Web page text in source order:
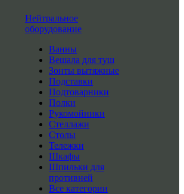
Нейтральное
оборудование
Ванны
Вешала для туш
Зонты вытяжные
Подставки
Подтоварники
Полки
Рукомойники
Стеллажи
Столы
Тележки
Шкафы
Шпильки для
противней
Все категории